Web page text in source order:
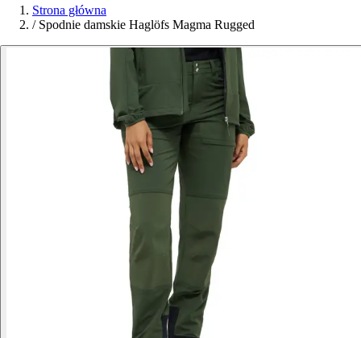
Strona główna
/ Spodnie damskie Haglöfs Magma Rugged